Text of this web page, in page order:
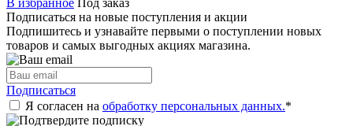
Подписаться на новые поступления и акции
Подпишитесь и узнавайте первыми о поступлении новых
товаров и самых выгодных акциях магазина.
Подписаться
Я согласен на обработку персональных данных.*